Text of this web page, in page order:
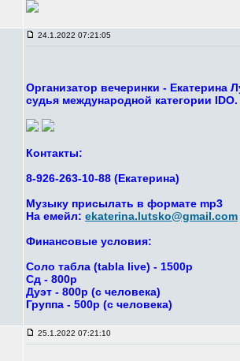
24.1.2022 07:21:05
Организатор вечеринки -
судья международной категории
Контакты:
8-926-263-10-88 (Екатерина)
Музыку присылать в формате mp3
На емейл: ekaterina.lutsko@gmail.com
Финансовые условия:
Соло табла (tabla live) - 1500р
Сд - 800р
Дуэт - 800р (с человека)
Группа - 500р (с человека)
25.1.2022 07:21:10